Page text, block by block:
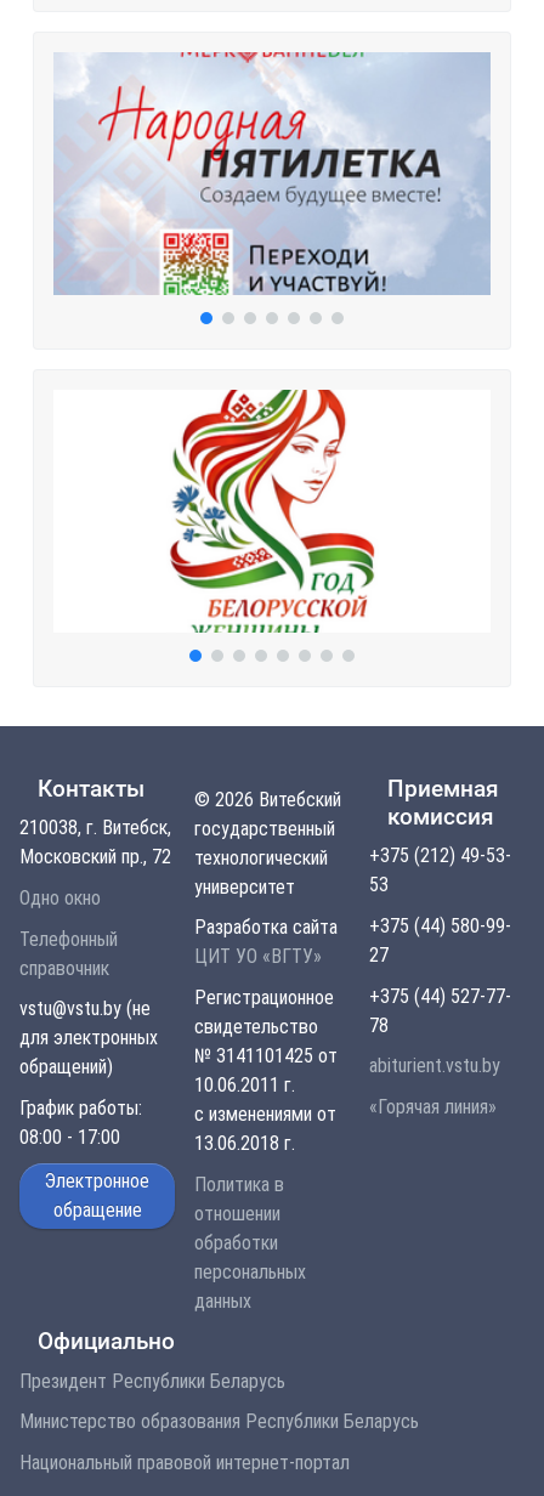
Контакты
210038, г. Витебск,
Московский пр., 72
Одно окно
Телефонный
справочник
vstu@vstu.by (не
для электронных
обращений)
График работы:
08:00 - 17:00
Электронное
обращение
© 2026 Витебский
государственный
технологический
университет
Разработка сайта
ЦИТ УО «ВГТУ»
Регистрационное
свидетельство
№ 3141101425 от
10.06.2011 г.
с изменениями от
13.06.2018 г.
Политика в
отношении
обработки
персональных
данных
Приемная
комиссия
+375 (212) 49-53-
53
+375 (44) 580-99-
27
+375 (44) 527-77-
78
abiturient.vstu.by
«Горячая линия»
Официально
Президент Республики Беларусь
Министерство образования Республики Беларусь
Национальный правовой интернет-портал